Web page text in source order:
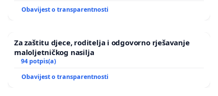
Obavijest o transparentnosti
Za zaštitu djece, roditelja i odgovorno rješavanje
maloljetničkog nasilja
94 potpis(a)
Obavijest o transparentnosti